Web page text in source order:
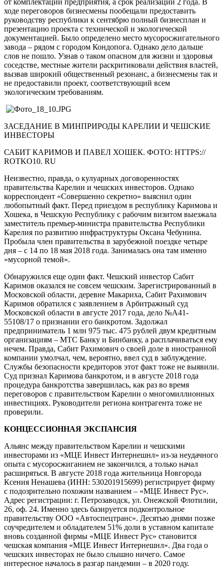
ходе переговоров бизнесмены пообещали предоставить
руководству республики к сентябрю полный бизнесплан и
презентацию проекта с технической и экологической
документацией. Было определено место мусоросжигательного
завода – рядом с городом Кондопога. Однако дело дальше
слов не пошло. Узнав о таком опасном для жизни и здоровья
соседстве, местные жители раскритиковали действия властей,
вызвав широкий общественный резонанс, а бизнесмены так и
не предоставили проект, соответствующий всем
экологическим требованиям.
ЗАСЕДАНИЕ В МИНПРИРОДЫ КАРЕЛИИ И ЧЕШСКИЕ
ИНВЕСТОРЫ
САБИТ КАРИМОВ И ПАВЕЛ ХОШЕК. ФОТО: HTTPS://
ROTKO10. RU
Неизвестно, правда, о кулуарных договоренностях
правительства Карелии и чешских инвесторов. Однако
корреспондент «Совершенно секретно» выяснил один
любопытный факт. Перед приездом в республику Каримова и
Хошека, в Чешскую Республику с рабочим визитом выезжала
заместитель премьер-министра правительства Республики
Карелия по развитию инфраструктуры Оксана Чебунина.
Пробыла член правительства в зарубежной поездке четыре
дня – с 14 по 18 мая 2018 года. Занималась она там именно
«мусорной темой».
Обнаружился еще один факт. Чешский инвестор Сабит
Каримов оказался не совсем чешским. Зарегистрированный в
Московской области, деревне Макариха, Сабит Рахимович
Каримов обратился с заявлением в Арбитражный суд
Московской области в августе 2017 года, дело №А41-
55108/17 о признании его банкротом. Задолжал
предприниматель 1 млн 975 тыс. 475 рублей двум кредитным
организациям – МТС Банку и Бинбанку, а расплачиваться ему
нечем. Правда, Сабит Рахимович о своей доле в иностранной
компании умолчал, чем, вероятно, ввел суд в заблуждение.
Службы безопасности кредиторов этот факт тоже не выявили.
Суд признал Каримова банкротом, и в августе 2018 года
процедура банкротства завершилась, как раз во время
переговоров с правительством Карелии о многомиллионных
инвестициях. Руководители региона контрагента тоже не
проверили.
КОНЦЕССИОННАЯ ЭКСПАНСИЯ
Альянс между правительством Карелии и чешскими
инвесторами из «МЦЕ Инвест Интернешнл» из-за неудачного
опыта с мусоросжиганием не закончился, а только начал
расширяться. В августе 2018 года жительница Новгорода
Ксения Ненашева (ИНН: 530201915699) регистрирует фирму
с подозрительно похожим названием – «МЦЕ Инвест Рус».
Адрес регистрации: г. Петрозаводск, ул. Онежской Флотилии,
26, оф. 24. Именно здесь базируется подконтрольное
правительству ООО «Автоспецтранс». Десятью днями позже
соучредителем и обладателем 51% доли в уставном капитале
вновь созданной фирмы «МЦЕ Инвест Рус» становится
чешская компания «МЦЕ Инвест Интернешнл». Два года о
чешских инвесторах не было слышно ничего. Самое
интересное началось в разгар пандемии – в 2020 году.